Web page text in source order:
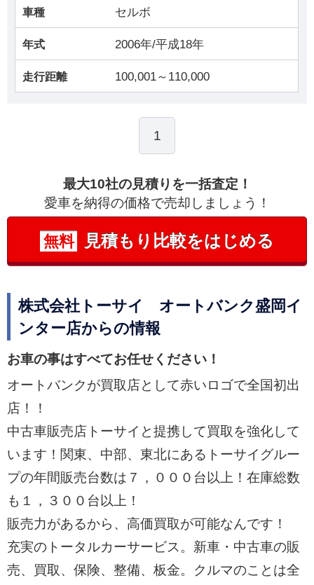
車種 セルボ
年式 2006年/平成18年
走行距離 100,001～110,000
1
最大10社の見積りを一括査定！
愛車を納得の価格で売却しましょう！
無料 見積もり比較をはじめる
株式会社トーサイ オートバンク盛岡イ
ンター店からの情報
お車の事はすべてお任せください！
オートバンクが買取店として赤いロゴで全国初出
店！！
中古車販売店トーサイと提携して買取を強化して
います！関東、中部、東北にあるトーサイグルー
プの年間販売台数は７，０００台以上！在庫総数
も１，３００台以上！
販売力があるから、高価買取が可能なんです！
充実のトータルカーサービス。新車・中古車の販
売、買取、保険、整備、板金。クルマのことは全